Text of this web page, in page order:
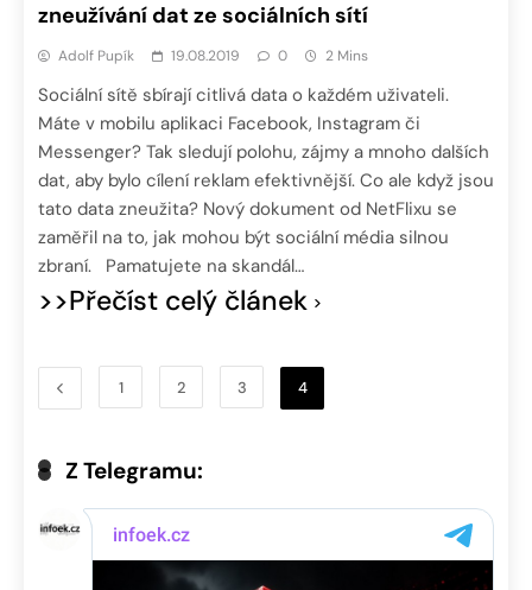
zneužívání dat ze sociálních sítí
Adolf Pupík 19.08.2019 0 2 Mins
Sociální sítě sbírají citlivá data o každém uživateli.
Máte v mobilu aplikaci Facebook, Instagram či
Messenger? Tak sledují polohu, zájmy a mnoho dalších
dat, aby bylo cílení reklam efektivnější. Co ale když jsou
tato data zneužita? Nový dokument od NetFlixu se
zaměřil na to, jak mohou být sociální média silnou
zbraní. Pamatujete na skandál…
>>Přečíst celý článek
1 2 3 4
Z Telegramu: